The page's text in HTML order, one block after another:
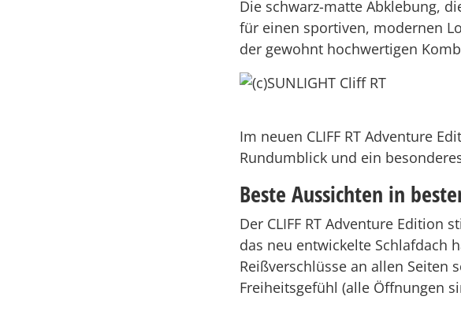
Die schwarz-matte Abklebung,
für einen sportiven, modernen
der gewohnt hochwertigen
Im neuen CLIFF RT Adventure
Rundumblick und ein
Beste Aussichten in
Der CLIFF RT Adventure
das neu entwickelte Schlafdach
Reißverschlüsse an allen Seiten
Freiheitsgefühl (alle Öffnungen